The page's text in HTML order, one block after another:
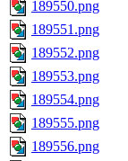
189550.png
189551.png
189552.png
189553.png
189554.png
189555.png
189556.png